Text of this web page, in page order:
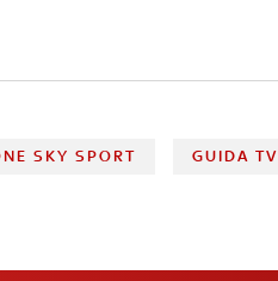
SKY SPORT GUIDA TV